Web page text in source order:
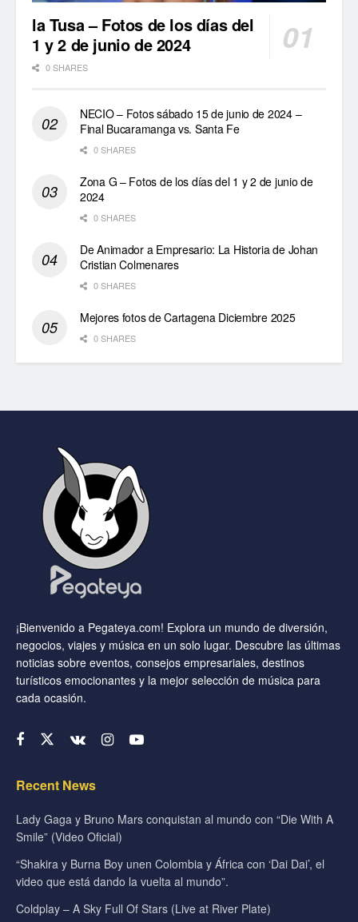
la Tusa – Fotos de los días del
1 y 2 de junio de 2024
0 SHARES
NECIO – Fotos sábado 15 de junio de 2024 –
Final Bucaramanga vs. Santa Fe
0 SHARES
Zona G – Fotos de los días del 1 y 2 de junio de
2024
0 SHARES
De Animador a Empresario: La Historia de Johan
Cristian Colmenares
0 SHARES
Mejores fotos de Cartagena Diciembre 2025
0 SHARES
¡Bienvenido a Pegateya.com! Explora un mundo de diversión,
negocios, viajes y música en un solo lugar. Descubre las últimas
noticias sobre eventos, consejos empresariales, destinos
turísticos emocionantes y la mejor selección de música para
cada ocasión.
Recent News
Lady Gaga y Bruno Mars conquistan al mundo con “Die With A
Smile” (Video Oficial)
“Shakira y Burna Boy unen Colombia y África con ‘Dai Dai’, el
video que está dando la vuelta al mundo”.
Coldplay – A Sky Full Of Stars (Live at River Plate)